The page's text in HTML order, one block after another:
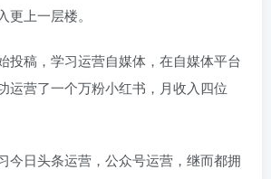
上一层楼。
投稿，学习运营自媒体，在自媒体平台
运营了一个万粉小红书，月收入四位
今日头条运营，公众号运营，继而都拥